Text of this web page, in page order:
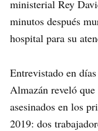
ministerial Rey
minutos después
hospital para su
Entrevistado en
Almazán reveló
asesinados en los
2019: dos